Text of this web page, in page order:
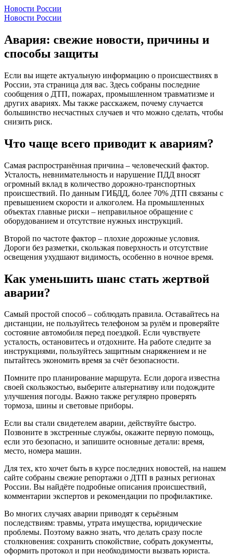
Новости России
Новости России
Авария: свежие новости, причины и
способы защиты
Если вы ищете актуальную информацию о происшествиях в
России, эта страница для вас. Здесь собраны последние
сообщения о ДТП, пожарах, промышленном травматизме и
других авариях. Мы также расскажем, почему случается
большинство несчастных случаев и что можно сделать, чтобы
снизить риск.
Что чаще всего приводит к авариям?
Самая распространённая причина – человеческий фактор.
Усталость, невнимательность и нарушение ПДД вносят
огромный вклад в количество дорожно‑транспортных
происшествий. По данным ГИБДД, более 70% ДТП связаны с
превышением скорости и алкоголем. На промышленных
объектах главные риски – неправильное обращение с
оборудованием и отсутствие нужных инструкций.
Второй по частоте фактор – плохие дорожные условия.
Дороги без разметки, скользкая поверхность и отсутствие
освещения ухудшают видимость, особенно в ночное время.
Как уменьшить шанс стать жертвой
аварии?
Самый простой способ – соблюдать правила. Оставайтесь на
дистанции, не пользуйтесь телефоном за рулём и проверяйте
состояние автомобиля перед поездкой. Если чувствуете
усталость, остановитесь и отдохните. На работе следите за
инструкциями, пользуйтесь защитным снаряжением и не
пытайтесь экономить время за счёт безопасности.
Помните про планирование маршрута. Если дорога известна
своей скользкостью, выберите альтернативу или подождите
улучшения погоды. Важно также регулярно проверять
тормоза, шины и световые приборы.
Если вы стали свидетелем аварии, действуйте быстро.
Позвоните в экстренные службы, окажите первую помощь,
если это безопасно, и запишите основные детали: время,
место, номера машин.
Для тех, кто хочет быть в курсе последних новостей, на нашем
сайте собраны свежие репортажи о ДТП в разных регионах
России. Вы найдёте подробные описания происшествий,
комментарии экспертов и рекомендации по профилактике.
Во многих случаях аварии приводят к серьёзным
последствиям: травмы, утрата имущества, юридические
проблемы. Поэтому важно знать, что делать сразу после
столкновения: сохранить спокойствие, собрать документы,
оформить протокол и при необходимости вызвать юриста.